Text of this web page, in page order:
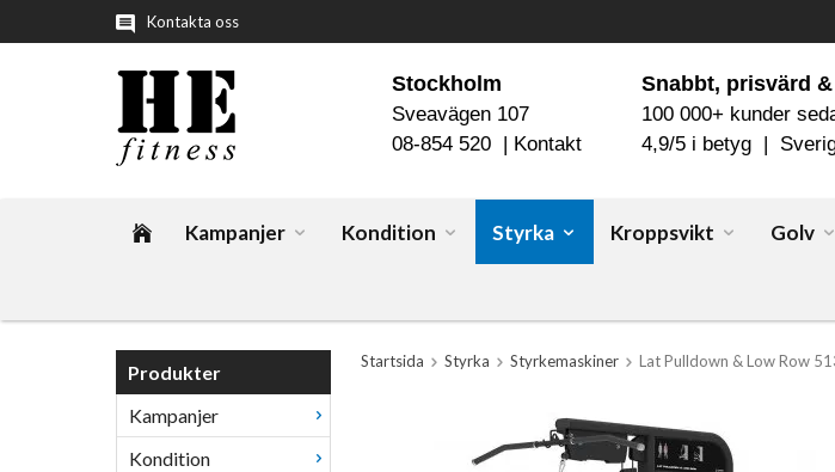
Kontakta oss
Snabbt, prisvärd
100 000+ kunder
4,9/5 i betyg |
Stockholm
Sveavägen 107
08-854 520 | Kontakt
Kampanjer Kondition Styrka Kroppsvikt Golv
Produkter
Kampanjer
Kondition
Startsida Styrka Styrkemaskiner Lat Pulldown & Low Row